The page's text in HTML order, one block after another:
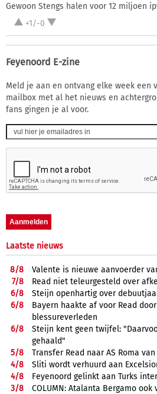
Gewoon Stengs halen voor 12 miljoen
+1/-0
Feyenoord E-zine
Meld je aan en ontvang elke week een
mailbox met al het nieuws en
fans gingen je al voor.
Laatste nieuws
8/8
Valente is nieuwe aanvoerder
7/8
Read niet teleurgesteld over
6/8
Steijn openhartig over
6/8
Bayern haakte af voor Read
blessureverleden
6/8
Steijn kent geen twijfel:
gehaald"
5/8
Transfer Read naar AS Roma
4/8
Sliti wordt verhuurd aan
4/8
Feyenoord gelinkt aan Turks
3/8
COLUMN: Atalanta Bergamo